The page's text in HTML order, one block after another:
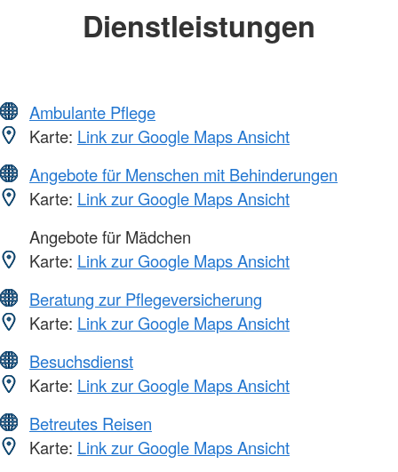
Dienstleistungen
Ambulante Pflege
Karte: Link zur Google Maps Ansicht
Angebote für Menschen mit Behinderungen
Karte: Link zur Google Maps Ansicht
Angebote für Mädchen
Karte: Link zur Google Maps Ansicht
Beratung zur Pflegeversicherung
Karte: Link zur Google Maps Ansicht
Besuchsdienst
Karte: Link zur Google Maps Ansicht
Betreutes Reisen
Karte: Link zur Google Maps Ansicht